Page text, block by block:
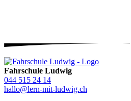
Fahrschule Ludwig
044 515 24 14
hallo@lern-mit-ludwig.ch